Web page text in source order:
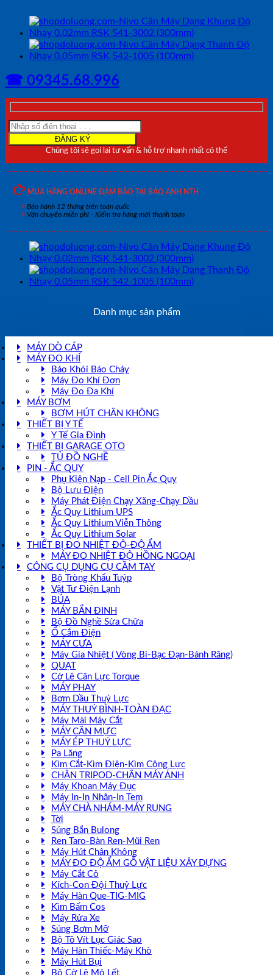
☎ 09345.68.996
Chúng tôi sẽ gọi lại tư vấn & hỗ trợ nhanh nhất có thể
MUA HÀNG ONLINE ĐẢM BẢO TẠI BẢO ANH NTH
Bảo hành 12 tháng trên toàn quốc
Vận chuyển miễn phí - Kiểm tra hàng mới thanh toán
Danh mục sản phẩm
MÁY DÒ CÁP
MÁY ĐO KHÍ
Báo Khói Báo Cháy
Máy Đo Khí Đơn
Máy Đo Đa Khí
MÁY BƠM
BƠM HÚT CHÂN KHÔNG
THIẾT BỊ Y TẾ
Y Tế Gia Đình
THIẾT BỊ GARAGE OTO
TỦ ĐỒ NGHỀ
PIN - ẮC QUY
Phụ Kiện Nạp - Cell Pin Ắc Quy
Bộ Lưu Điện
Máy Phát Điện Chạy Xăng-Chạy Dầu
Ắc Quy Lithium UPS
Ắc Quy Lithium Viễn Thông
Ắc Quy Lithium Solar
THIẾT BỊ ĐO NHIỆT ĐỘ-ĐỘ ẨM
MÁY ĐO NHIỆT ĐỘ HỒNG NGOẠI
CÔNG CỤ DỤNG CỤ CẦM TAY
Bộ Tròng Khẩu Tuýp
Vật Tư Điện Lạnh
BÚA
MÁY BẮN ĐINH
Bộ Đồ Nghề Sửa Chữa
Ổ Cắm Điện
MÁY CƯA
Máy Gia Nhiệt ( Vòng Bi-Bạc Đạn-Bánh Răng)
QUẠT
Cờ Lê Cân Lực Torque
MÁY PHAY
Bơm Dầu Thuỷ Lực
MÁY THUỶ BÌNH-TOÀN ĐẠC
Máy Mài Máy Cắt
MÁY CÂN MỰC
MÁY ÉP THUỶ LỰC
Pa Lăng
Kìm Cắt-Kìm Điện-Kìm Cộng Lực
CHÂN TRIPOD-CHÂN MÁY ẢNH
Máy Khoan Máy Đục
Máy In-In Nhãn-In Tem
MÁY CHÀ NHÁM-MÁY RUNG
Tời
Súng Bắn Bulong
Ren Taro-Bàn Ren-Mũi Ren
Máy Hút Chân Không
MÁY ĐO ĐỘ ẨM GỖ VẬT LIỆU XÂY DỰNG
Máy Cắt Cỏ
Kích-Con Đội Thuỷ Lực
Máy Hàn Que-TIG-MIG
Kìm Bấm Cos
Máy Rửa Xe
Súng Bơm Mỡ
Bộ Tô Vít Lục Giác Sao
Máy Hàn Thiếc-Máy Khò
Máy Hút Bụi
Bộ Cờ Lê Mỏ Lết